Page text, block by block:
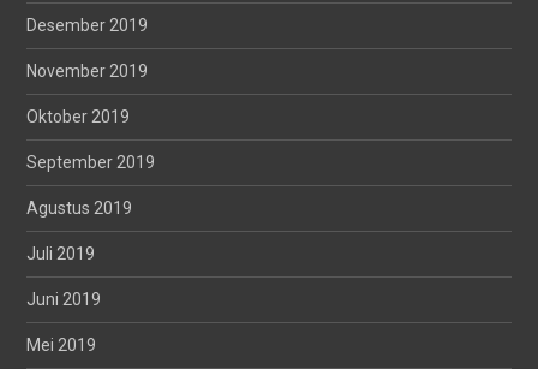
Desember 2019
November 2019
Oktober 2019
September 2019
Agustus 2019
Juli 2019
Juni 2019
Mei 2019